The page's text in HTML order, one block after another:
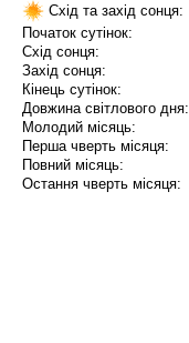
Схід та захід сонця:
Початок сутінок:
Схід сонця:
Захід сонця:
Кінець сутінок:
Довжина світлового дня:
Молодий місяць:
Перша чверть місяця:
Повний місяць:
Остання чверть місяця: